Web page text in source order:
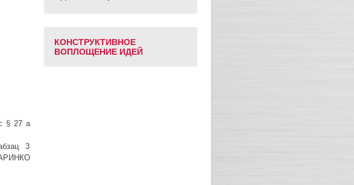
§ 27 a
3
КОНСТРУКТИВНОЕ
ВОПЛОЩЕНИЕ ИДЕЙ